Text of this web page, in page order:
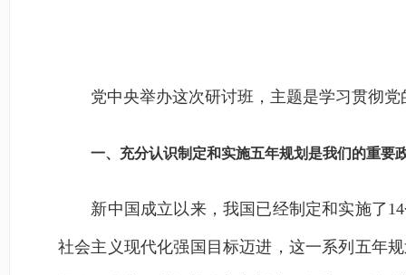
党中央举办这次研讨班，主题是学习贯彻党
一、充分认识制定和实施五年规划是我们的重要
新中国成立以来，我国已经制定和实施了14
社会主义现代化强国目标迈进，这一系列五年